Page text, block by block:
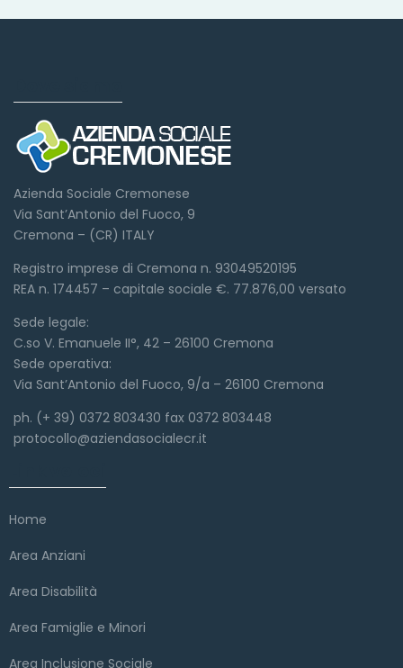
Azienda Sociale Cremonese
Via Sant’Antonio del Fuoco, 9
Cremona – (CR) ITALY
Registro imprese di Cremona n. 93049520195
REA n. 174457 – capitale sociale €. 77.876,00 versato
Sede legale:
C.so V. Emanuele II°, 42 – 26100 Cremona
Sede operativa:
Via Sant’Antonio del Fuoco, 9/a – 26100 Cremona
ph. (+ 39) 0372 803430 fax 0372 803448
protocollo@aziendasocialecr.it
Home
Area Anziani
Area Disabilità
Area Famiglie e Minori
Area Inclusione Sociale